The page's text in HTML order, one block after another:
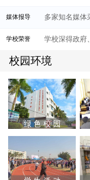
媒体报导 多家知名媒体
学校荣誉 学校深得政府
校园环境